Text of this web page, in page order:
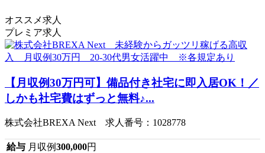
オススメ求人
プレミア求人
【月収例30万円可】備品付き社宅に即入居OK！／
しかも社宅費はずっと無料♪...
株式会社BREXA Next 求人番号：1028778
給与 月収例300,000円